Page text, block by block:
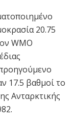
20.75
WMO
17.5 βαθμοί το
Ανταρκτικής